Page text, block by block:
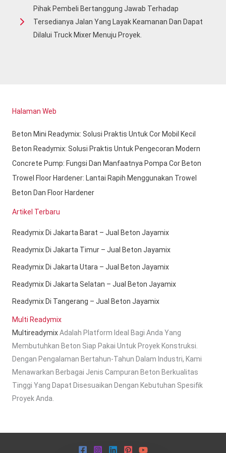
Pihak Pembeli Bertanggung Jawab Terhadap
Tersedianya Jalan Yang Layak Keamanan Dan Dapat
Dilalui Truck Mixer Menuju Proyek.
Halaman Web
Beton Mini Readymix: Solusi Praktis Untuk Cor Mobil Kecil
Beton Readymix: Solusi Praktis Untuk Pengecoran Modern
Concrete Pump: Fungsi Dan Manfaatnya Pompa Cor Beton
Trowel Floor Hardener: Lantai Rapih Menggunakan Trowel
Beton Dan Floor Hardener
Artikel Terbaru
Readymix Di Jakarta Barat – Jual Beton Jayamix
Readymix Di Jakarta Timur – Jual Beton Jayamix
Readymix Di Jakarta Utara – Jual Beton Jayamix
Readymix Di Jakarta Selatan – Jual Beton Jayamix
Readymix Di Tangerang – Jual Beton Jayamix
Multi Readymix
MultireadymixAdalah Platform Ideal Bagi Anda Yang
Membutuhkan Beton Siap Pakai Untuk Proyek Konstruksi.
Dengan Pengalaman Bertahun-Tahun Dalam Industri, Kami
Menawarkan Berbagai Jenis Campuran Beton Berkualitas
Tinggi Yang Dapat Disesuaikan Dengan Kebutuhan Spesifik
Proyek Anda.